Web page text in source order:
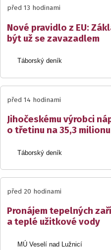
před 13 hodinami
Nové pravidlo z EU:
být už se zavazadlem
Táborský deník
před 14 hodinami
Jihočeskému výrobci
o třetinu na 35,3
Táborský deník
před 20 hodinami
Pronájem tepelných
a teplé užitkové vody
MÚ Veselí nad Lužnicí